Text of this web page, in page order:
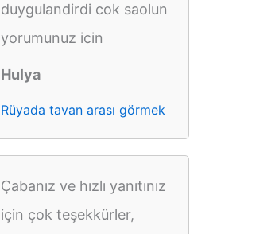
duygulandirdi cok saolun
yorumunuz icin
Hulya
Rüyada tavan arası görmek
Çabanız ve hızlı yanıtınız
için çok teşekkürler,